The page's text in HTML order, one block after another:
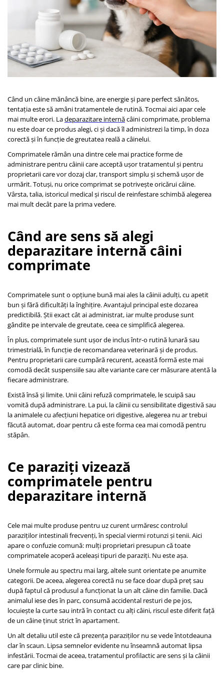
Suport Articular
Suport Digestiv
Când un câine mănâncă bine, are energie și pare perfect sănătos,
tentația este să amâni tratamentele de rutină. Tocmai aici apar cele
mai multe erori. Ladeparazitare internăcâini comprimate, problema
nu este doar ce produs alegi, ci și dacă îl administrezi la timp, în doza
corectă și în funcție de greutatea reală a câinelui.
Comprimatele rămân una dintre cele mai practice forme de
administrare pentru câinii care acceptă ușor tratamentul și pentru
proprietarii care vor dozaj clar, transport simplu și schemă ușor de
urmărit. Totuși, nu orice comprimat se potrivește oricărui câine.
Vârsta, talia, istoricul medical și riscul de reinfestare schimbă alegerea
mai mult decât pare la prima vedere.
Când are sens să alegi
deparazitare internă câini
comprimate
Comprimatele sunt o opțiune bună mai ales la câinii adulți, cu apetit
bun și fără dificultăți la înghițire. Avantajul principal este dozarea
predictibilă. Știi exact cât ai administrat, iar multe produse sunt
gândite pe intervale de greutate, ceea ce simplifică alegerea.
În plus, comprimatele sunt ușor de inclus într-o rutină lunară sau
trimestrială, în funcție de recomandarea veterinară și de produs.
Pentru proprietarii care cumpără recurent, această formă este mai
comodă decât suspensiile sau alte variante care cer măsurare atentă la
fiecare administrare.
Există însă și limite. Unii câini refuză comprimatele, le scuipă sau
vomită după administrare. La pui, la câinii cu sensibilitate digestivă sau
la animalele cu afecțiuni hepatice ori digestive, alegerea nu ar trebui
făcută automat, doar pentru că este forma cea mai comodă pentru
stăpân.
Ce paraziți vizează
comprimatele pentru
deparazitare internă
Cele mai multe produse pentru uz curent urmăresc controlul
paraziților intestinali frecvenți, în special viermi rotunzi și tenii. Aici
apare o confuzie comună: mulți proprietari presupun că toate
comprimatele acoperă aceleași tipuri de paraziți. Nu este așa.
Unele formule au spectru mai larg, altele sunt orientate pe anumite
categorii. De aceea, alegerea corectă nu se face doar după preț sau
după faptul că produsul a funcționat la un alt câine din familie. Dacă
animalul iese des în parc, consumă accidental resturi de pe jos,
locuiește la curte sau intră în contact cu alți câini, riscul este diferit față
de un câine ținut strict în apartament.
Un alt detaliu util este că prezența paraziților nu se vede întotdeauna
clar în scaun. Lipsa semnelor evidente nu înseamnă automat lipsa
infestării. Tocmai de aceea, tratamentul profilactic are sens și la câinii
care par clinic bine.